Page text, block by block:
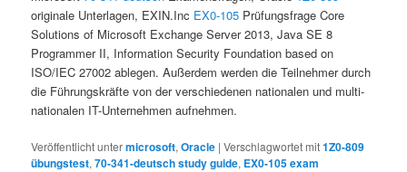
originale Unterlagen, EXIN.Inc EX0-105 Prüfungsfrage Core
Solutions of Microsoft Exchange Server 2013, Java SE 8
Programmer II, Information Security Foundation based on
ISO/IEC 27002 ablegen. Außerdem werden die Teilnehmer durch
die Führungskräfte von der verschiedenen nationalen und multi-
nationalen IT-Unternehmen aufnehmen.
Veröffentlicht untermicrosoft,Oracle |Verschlagwortet mit1Z0-809
übungstest,70-341-deutsch study guide, EX0-105 exam